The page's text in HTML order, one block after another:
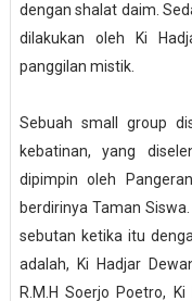
dengan shalat daim.
dilakukan oleh Ki
panggilan mistik.
Sebuah small group
kebatinan, yang
dipimpin oleh
berdirinya Taman
sebutan ketika itu
adalah, Ki Hadjar
R.M.H Soerjo Poetro,